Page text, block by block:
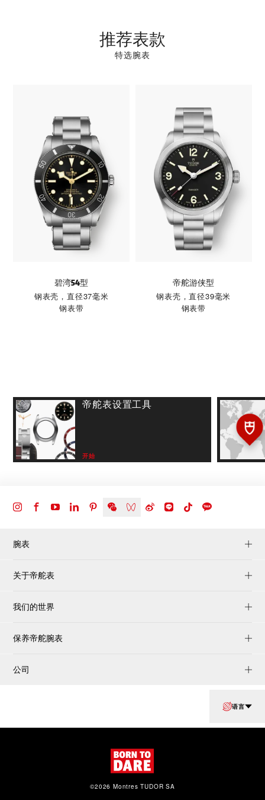
推荐表款
特选腕表
碧湾54型
钢表壳，直径37毫米
钢表带
帝舵游侠型
钢表壳，直径39毫米
钢表带
帝舵表设置工具
开始
腕表
关于帝舵表
我们的世界
保养帝舵腕表
公司
语言
©2026 Montres TUDOR SA